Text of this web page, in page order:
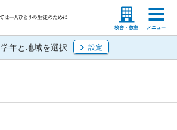
校舎・教室 メニュー
高等学校の先生
学年と地域を選択 設定